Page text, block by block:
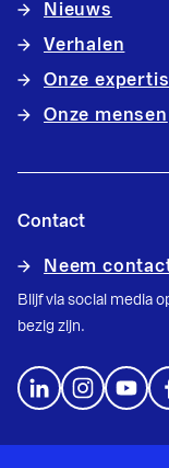
Nieuws
Verhalen
Onze
Onze mensen
Contact
Neem
Blijf via social media
bezig zijn.